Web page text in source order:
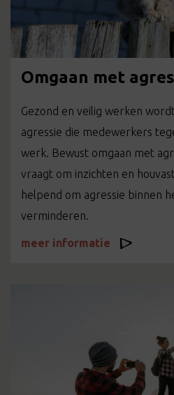
Omgaan met
Gezond en veilig werken
agressie die medewerkers
werk. Bewust omgaan met
vraagt om inzichten en
helpend om agressie binnen
verminderen.
meer informatie